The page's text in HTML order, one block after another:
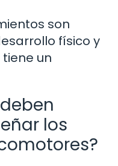
son
físico y
un
los